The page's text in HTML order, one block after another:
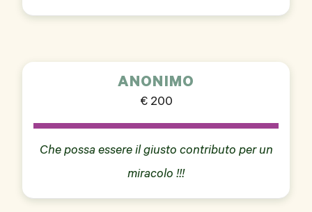
ANONIMO
€ 200
Che possa essere il giusto contributo per un
miracolo !!!